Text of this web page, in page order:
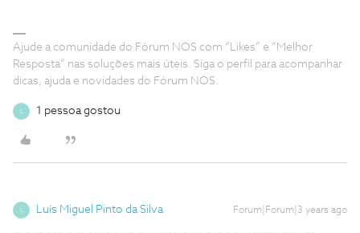
Ajude a comunidade do Fórum NOS com “Likes” e “Melhor
Resposta” nas soluções mais úteis. Siga o perfil para acompanhar
dicas, ajuda e novidades do Fórum NOS.
1 pessoa gostou
Luís Miguel Pinto da Silva Forum|Forum|3 years ago